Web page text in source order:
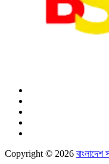
Copyright © 2026 বাংলাদেশ